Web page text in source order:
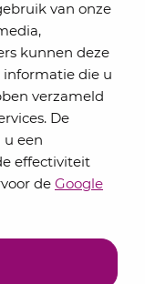
van onze
kunnen deze
die u
verzameld
De
een
effectiviteit
de Google
van Lansigt in